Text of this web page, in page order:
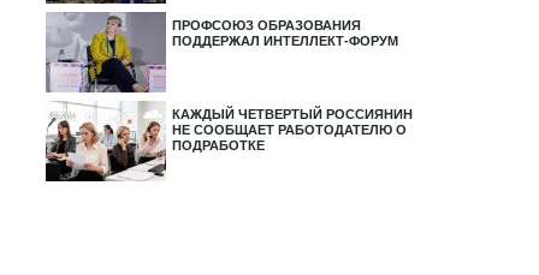
ПРОФСОЮЗ ОБРАЗОВАНИЯ
ПОДДЕРЖАЛ ИНТЕЛЛЕКТ-ФОРУМ
КАЖДЫЙ ЧЕТВЕРТЫЙ РОССИЯНИН
НЕ СООБЩАЕТ РАБОТОДАТЕЛЮ О
ПОДРАБОТКЕ